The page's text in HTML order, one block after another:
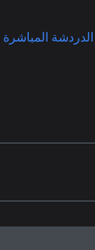
الدردشة المباشرة